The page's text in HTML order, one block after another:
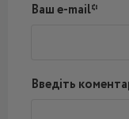
Ваш e-mail*
Введіть